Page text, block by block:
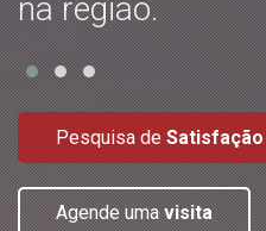
Pesquisa de Satisfação
Agende umavisita